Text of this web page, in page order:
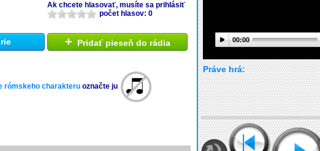
Ak chcete hlasovať, musíte sa prihlásiť
počet hlasov: 0
+ Pridať pieseň do rádia
rómskeho charakteru označte ju
00:00
Práve hrá: